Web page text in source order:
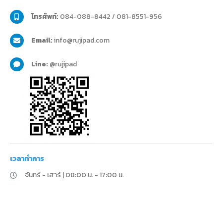
โทรศัพท์: 084-088-8442 / 081-8551-956
Email:info@rujipad.com
Line: @rujipad
เวลาทำการ
จันทร์ - เสาร์ | 08:00 น. - 17:00 น.